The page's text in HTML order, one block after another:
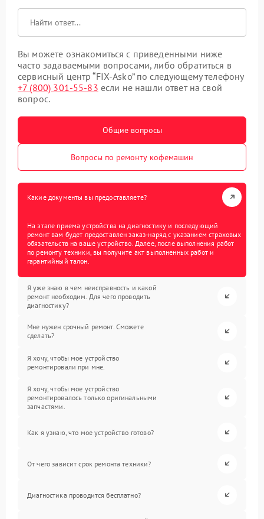
Вы можете ознакомиться с приведенными ниже
часто задаваемыми вопросами, либо обратиться в
сервисный центр “FIX-Asko” по следующему телефону
+7 (800) 301-55-83 если не нашли ответ на свой
вопрос.
Общие вопросы
Вопросы по ремонту кофемашин
Какие документы вы предоставляете?
На этапе приема устройства на диагностику и последующий
ремонт вам будет предоставлен заказ-наряд с указанием страховых
обязательств на ваше устройство. Далее, после выполнения работ
по ремонту техники, вы получите акт выполненных работ и
гарантийный талон.
Я уже знаю в чем неисправность и какой
ремонт необходим. Для чего проводить
диагностику?
Мне нужен срочный ремонт. Сможете
сделать?
Я хочу, чтобы мое устройство
ремонтировали при мне.
Я хочу, чтобы мое устройство
ремонтировалось только оригинальными
запчастями.
Как я узнаю, что мое устройство готово?
От чего зависит срок ремонта техники?
Диагностика проводится бесплатно?